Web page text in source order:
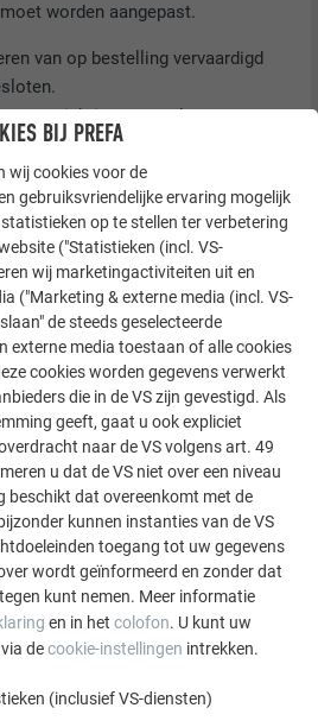
worden aangepast.
van op bestelling vervaardigd
voorzichtig om met het
(zie Opslag en transport).
vóór de montage worden
aanvang van de montage op
te kunnen reageren.
moeten in acht worden genomen.
aan de steiger tegen vallen en
Siding geperforeerd moeten op een
metaal of hout worden
van de montage de
stabiliteit, nauwkeurigheid en
onderconstructie moeten beslist
voor dat er een thermisch
beperkende lengteverandering
Siding geperforeerd moeten met
bevestigingsmateriaal
worden gemonteerd.
BIJ PREFA
wij cookies voor de
gebruiksvriendelijke ervaring mogelijk
op te stellen ter verbetering
("Statistieken (incl. VS-
wij marketingactiviteiten uit en
("Marketing & externe media (incl. VS-
de steeds geselecteerde
externe media toestaan of alle cookies
cookies worden gegevens verwerkt
die in de VS zijn gevestigd. Als
geeft, gaat u ook expliciet
naar de VS volgens art. 49
u dat de VS niet over een niveau
beschikt dat overeenkomt met de
kunnen instanties van de VS
toegang tot uw gegevens
wordt geïnformeerd en zonder dat
kunt nemen. Meer informatie
en in het colofon. U kunt uw
decookie-instellingen intrekken.
(inclusief VS-diensten)